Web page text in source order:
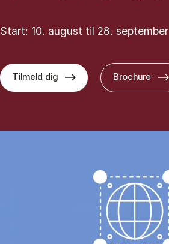
Start: 10. august til 28. september
Tilmeld dig Brochure